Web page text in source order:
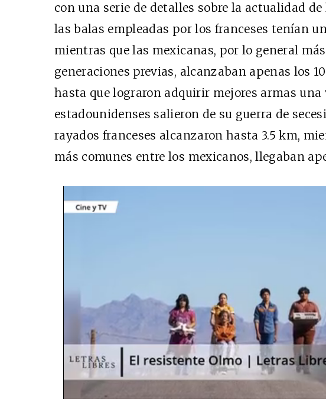
con una serie de detalles sobre la actualidad
las balas empleadas por los franceses tenían
mientras que las mexicanas, por lo general
generaciones previas, alcanzaban apenas los
hasta que lograron adquirir mejores armas una
estadounidenses salieron de su guerra de
rayados franceses alcanzaron hasta 3.5 km,
más comunes entre los mexicanos, llegaban